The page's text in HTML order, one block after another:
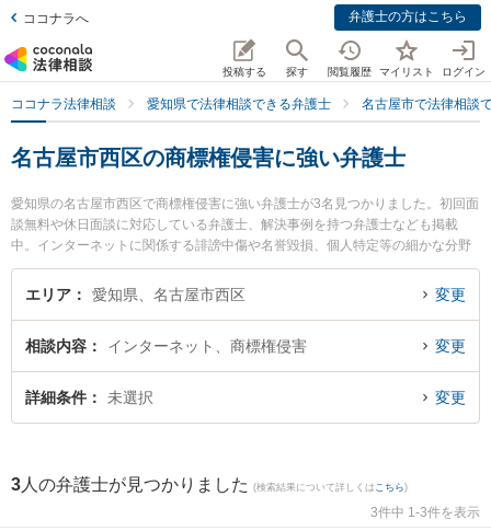
ココナラへ 弁護士の方はこちら
投稿する 探す 閲覧履歴 マイリスト ログイン
ココナラ法律相談 愛知県で法律相談できる弁護士 名古屋市で法律相談
名古屋市西区の商標権侵害に強い弁護士
愛知県の名古屋市西区で商標権侵害に強い弁護士が3名見つかりました。初回面
談無料や休日面談に対応している弁護士、解決事例を持つ弁護士なども掲載
中。インターネットに関係する誹謗中傷や名誉毀損、個人特定等の細かな分野
での絞り込み検索もでき便利です。特に牧野太郎経営法律事務所の牧野 太郎弁
護士やいなほ法律事務所の伊藤 力也弁護士、and LEGAL弁護士法人 名古屋駅
今すぐに弁護士に相談したい』『商標権侵害のトラブル解決の実績豊富な近く
の弁護士を検索したい』『初回相談無料で商標権侵害を法律相談できる名古屋
市西区内の弁護士に相談予約したい』などでお困りの相談者さんにおすすめで
エリア 愛知県、名古屋市西区 変更
相談内容 インターネット、商標権侵害 変更
詳細条件 未選択 変更
3 人の弁護士が見つかりました (検索結果について詳しくは こちら)
3件中 1-3件を表示